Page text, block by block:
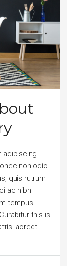
adipiscing
non odio
quis rutrum
ac nibh
tempus
this is
laoreet